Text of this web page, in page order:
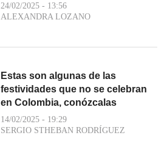
24/02/2025 - 13:56
ALEXANDRA LOZANO
Estas son algunas de las
festividades que no se celebran
en Colombia, conózcalas
14/02/2025 - 19:29
SERGIO STHEBAN RODRÍGUEZ